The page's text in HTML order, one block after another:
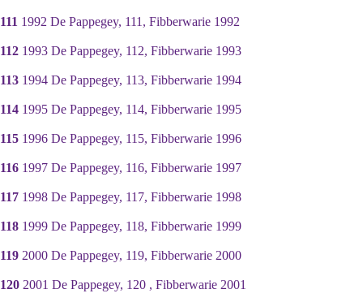
111 1992 De Pappegey, 111, Fibberwarie 1992
112 1993 De Pappegey, 112, Fibberwarie 1993
113 1994 De Pappegey, 113, Fibberwarie 1994
114 1995 De Pappegey, 114, Fibberwarie 1995
115 1996 De Pappegey, 115, Fibberwarie 1996
116 1997 De Pappegey, 116, Fibberwarie 1997
117 1998 De Pappegey, 117, Fibberwarie 1998
118 1999 De Pappegey, 118, Fibberwarie 1999
119 2000 De Pappegey, 119, Fibberwarie 2000
120 2001 De Pappegey, 120 , Fibberwarie 2001